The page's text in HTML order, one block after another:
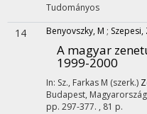
Tudományos
14 Benyovszky, M ; Szepesi,
A magyar
1999-2000
In: Sz., Farkas M (szerk.)
Budapest,
pp. 297-377. , 81 p.